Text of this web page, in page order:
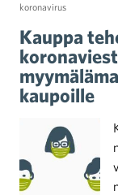
koronavirus
Kauppa
kaupoille